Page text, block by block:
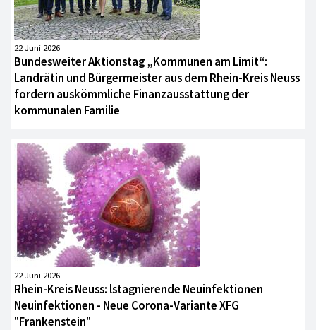
22 Juni 2026
Bundesweiter Aktionstag „Kommunen am Limit“:
Landrätin und Bürgermeister aus dem Rhein-Kreis Neuss
fordern auskömmliche Finanzausstattung der
kommunalen Familie
22 Juni 2026
Rhein-Kreis Neuss: lstagnierende Neuinfektionen
Neuinfektionen - Neue Corona-Variante XFG
"Frankenstein"